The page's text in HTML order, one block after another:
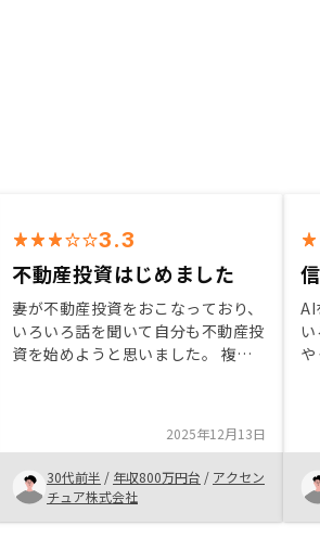
3.3
不動産投資はじめました
妻が不動産投資をおこなっており、
いろいろ話を聞いて自分も不動産投
資を始めようと思いました。 複数
れからもっと不動産投資について勉
強したいです。
2025年12月13日
30代前半 / 年収800万円台 / アクセン
チュア株式会社
AI